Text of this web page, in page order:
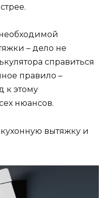
– дело не
справиться
правило –
к этому
нюансов.
вытяжку и